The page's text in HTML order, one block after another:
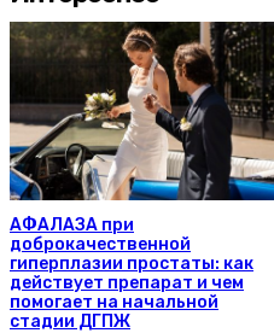
АФАЛАЗА при
доброкачественной
гиперплазии простаты: как
действует препарат и чем
помогает на начальной
стадии ДГПЖ